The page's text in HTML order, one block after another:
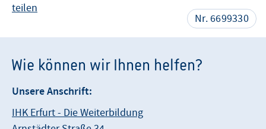
Nr. 6699330
teilen
Wie können wir Ihnen helfen?
Unsere Anschrift:
IHK Erfurt - Die Weiterbildung